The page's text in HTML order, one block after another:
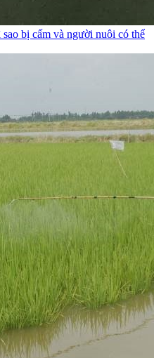
bị cấm và người nuôi có thể